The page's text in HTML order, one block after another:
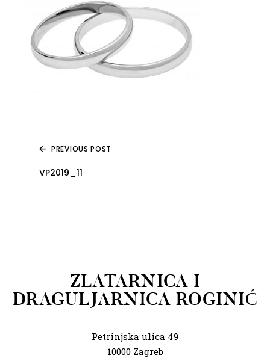
PREVIOUS POST
VP2019_11
ZLATARNICA I
DRAGULJARNICA ROGINIĆ
Petrinjska ulica 49
10000 Zagreb